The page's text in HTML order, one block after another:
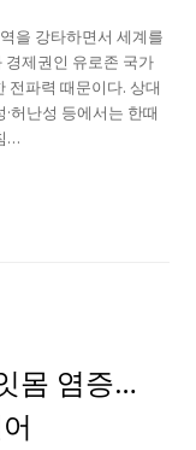
을 강타하면서 세계를
제권인 유로존 국가
전파력 때문이다. 상대
허난성 등에서는 한때
…
몸 염증…